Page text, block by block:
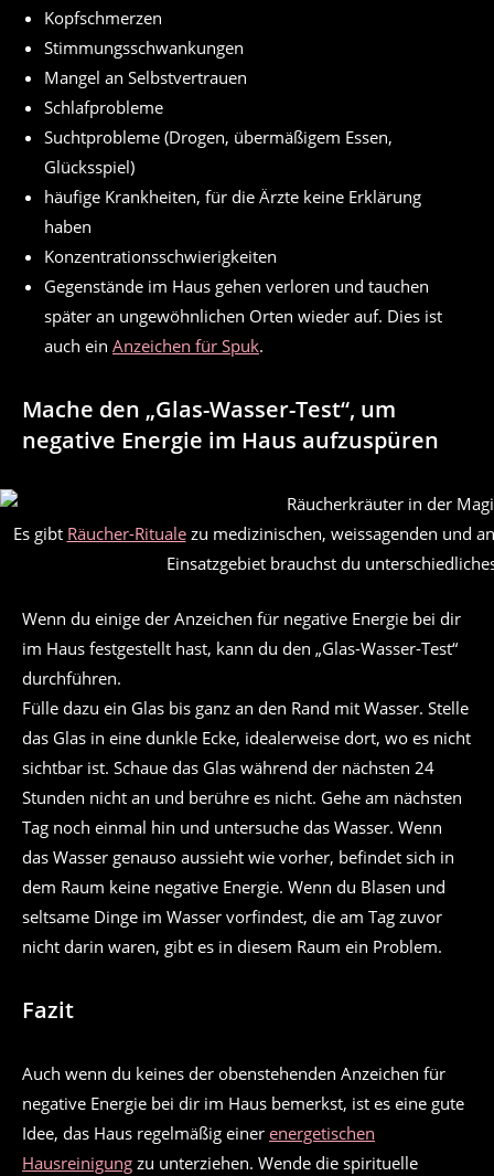
Kopfschmerzen
Stimmungsschwankungen
Mangel an Selbstvertrauen
Schlafprobleme
Suchtprobleme (Drogen, übermäßigem Essen,
Glücksspiel)
häufige Krankheiten, für die Ärzte keine Erklärung
haben
Konzentrationsschwierigkeiten
Gegenstände im Haus gehen verloren und tauchen
später an ungewöhnlichen Orten wieder auf. Dies ist
auch ein Anzeichen für Spuk.
Mache den „Glas-Wasser-Test“, um
negative Energie im Haus aufzuspüren
Es gibt Räucher-Ritualezu medizinischen, weissagenden und
Einsatzgebiet brauchst du
Wenn du einige der Anzeichen für negative Energie bei dir
im Haus festgestellt hast, kann du den „Glas-Wasser-Test“
durchführen.
Fülle dazu ein Glas bis ganz an den Rand mit Wasser. Stelle
das Glas in eine dunkle Ecke, idealerweise dort, wo es nicht
sichtbar ist. Schaue das Glas während der nächsten 24
Stunden nicht an und berühre es nicht. Gehe am nächsten
Tag noch einmal hin und untersuche das Wasser. Wenn
das Wasser genauso aussieht wie vorher, befindet sich in
dem Raum keine negative Energie. Wenn du Blasen und
seltsame Dinge im Wasser vorfindest, die am Tag zuvor
nicht darin waren, gibt es in diesem Raum ein Problem.
Fazit
Auch wenn du keines der obenstehenden Anzeichen für
negative Energie bei dir im Haus bemerkst, ist es eine gute
Idee, das Haus regelmäßig einer energetischen
Hausreinigung zu unterziehen. Wende die spirituelle